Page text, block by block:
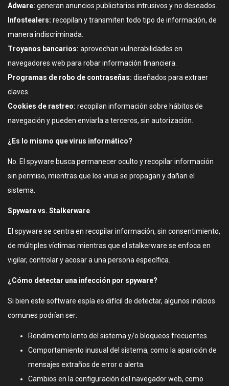
Adware: generan anuncios publicitarios intrusivos y no deseados.
Infostealers: recopilan y transmiten todo tipo de información, de
manera indiscriminada.
Troyanos bancarios: aprovechan vulnerabilidades en
navegadores web para robar información financiera.
Programas de robo de contraseñas: diseñados para extraer
claves.
Cookies de rastreo: recopilan información sobre hábitos de
navegación y pueden enviarla a terceros, sin autorización.
¿Es lo mismo que virus informático?
No. El spyware busca permanecer oculto y recopilar información
sin permiso, mientras que los virus se propagan y dañan el
sistema.
Spyware vs. Stalkerware
El spyware se centra en recopilar información, sin consentimiento,
de múltiples víctimas mientras que el stalkerware se enfoca en
vigilar, controlar y acosar a una persona específica.
¿Cómo detectar una infección por spyware?
Si bien este software espía es difícil de detectar, algunos indicios
comunes podrían ser:
Rendimiento lento del sistema y/o bloqueos frecuentes.
Comportamiento inusual del sistema, como la aparición de
mensajes extraños de error o alerta.
Cambios en la configuración del navegador web, como